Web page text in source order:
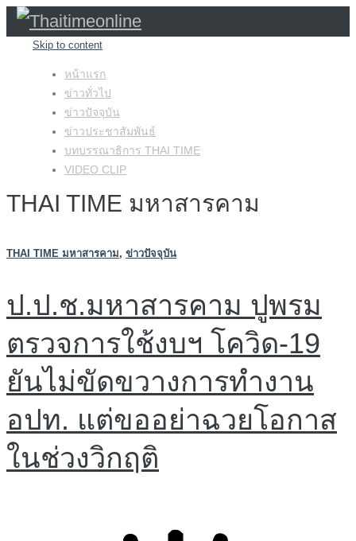
Skip to content
หน้าแรก
ข่าวทั่วไป
ข่าวปัจจุบัน
ข่าวประชาสัมพันธ์
บทบรรณาธิการ THAI TIME
VIDEO CLIP
THAI TIME มหาสารคาม
THAI TIME มหาสารคาม, ข่าวปัจจุบัน
ป.ป.ช.มหาสารคาม ปูพรม
ตรวจการใช้งบฯ โควิด-19
ยันไม่ขัดขวางการทำงาน
อปท. แต่ขออย่าฉวยโอกาส
ในช่วงวิกฤติ